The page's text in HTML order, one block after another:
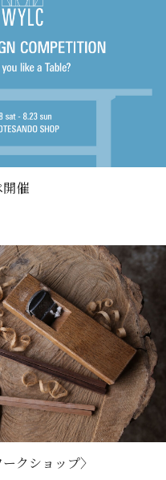
開催
クショップ〉